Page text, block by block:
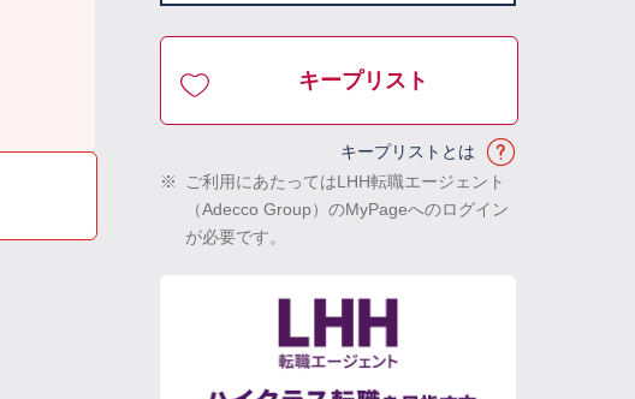
キープリスト
キープリストとは
※
ご利用にあたってはLHH転職エージェント
（Adecco Group）のMyPageへのログイン
が必要です。